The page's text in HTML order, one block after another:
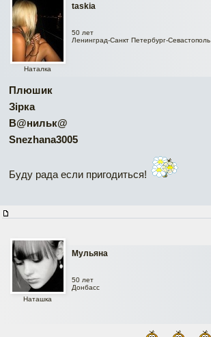
taskia
Наталка
50 лет
Ленинград-Санкт Петербург-Севастополь
Плюшик
Зірка
В@нильк@
Snezhana3005
Буду рада если пригодиться!
Мульяна
Наташка
50 лет
Донбасс